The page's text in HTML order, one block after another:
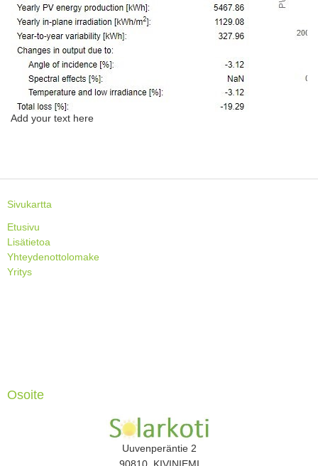
Add your text here
Sivukartta
Etusivu
Lisätietoa
Yhteydenottolomake
Yritys
Osoite
Uuvenperäntie 2